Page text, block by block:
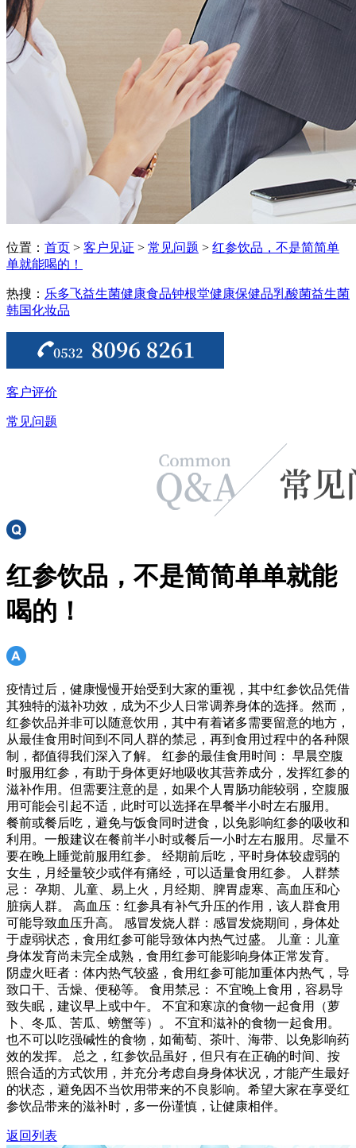
位置： 首页 > 客户见证 > 常见问题 > 红参饮品，不是简简单
单就能喝的！
热搜： 乐多飞益生菌健康食品钟根堂健康保健品乳酸菌益生菌
韩国化妆品
客户评价
常见问题
红参饮品，不是简简单单就能
喝的！
疫情过后，健康慢慢开始受到大家的重视，其中红参饮品凭借
其独特的滋补功效，成为不少人日常调养身体的选择。然而，
红参饮品并非可以随意饮用，其中有着诸多需要留意的地方，
从最佳食用时间到不同人群的禁忌，再到食用过程中的各种限
制，都值得我们深入了解。 红参的最佳食用时间： 早晨空腹
时服用红参，有助于身体更好地吸收其营养成分，发挥红参的
滋补作用。但需要注意的是，如果个人胃肠功能较弱，空腹服
用可能会引起不适，此时可以选择在早餐半小时左右服用。
餐前或餐后吃，避免与饭食同时进食，以免影响红参的吸收和
利用。一般建议在餐前半小时或餐后一小时左右服用。尽量不
要在晚上睡觉前服用红参。 经期前后吃，平时身体较虚弱的
女生，月经量较少或伴有痛经，可以适量食用红参。 人群禁
忌： 孕期、儿童、易上火，月经期、脾胃虚寒、高血压和心
脏病人群。 高血压：红参具有补气升压的作用，该人群食用
可能导致血压升高。 感冒发烧人群：感冒发烧期间，身体处
于虚弱状态，食用红参可能导致体内热气过盛。 儿童：儿童
身体发育尚未完全成熟，食用红参可能影响身体正常发育。
阴虚火旺者：体内热气较盛，食用红参可能加重体内热气，导
致口干、舌燥、便秘等。 食用禁忌： 不宜晚上食用，容易导
致失眠，建议早上或中午。 不宜和寒凉的食物一起食用（萝
卜、冬瓜、苦瓜、螃蟹等）。 不宜和滋补的食物一起食用。
也不可以吃强碱性的食物，如葡萄、茶叶、海带、以免影响药
效的发挥。 总之，红参饮品虽好，但只有在正确的时间、按
照合适的方式饮用，并充分考虑自身身体状况，才能产生最好
的状态，避免因不当饮用带来的不良影响。希望大家在享受红
参饮品带来的滋补时，多一份谨慎，让健康相伴。
返回列表